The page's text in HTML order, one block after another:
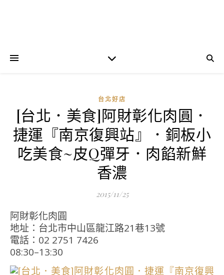
台北好店
[台北．美食]阿財彰化肉圓．
捷運『南京復興站』．銅板小
吃美食~皮Q彈牙．肉餡新鮮
香濃
2015/11/25
阿財彰化肉圓
地址：台北市中山區龍江路21巷13號
電話：02 2751 7426
08:30–13:30